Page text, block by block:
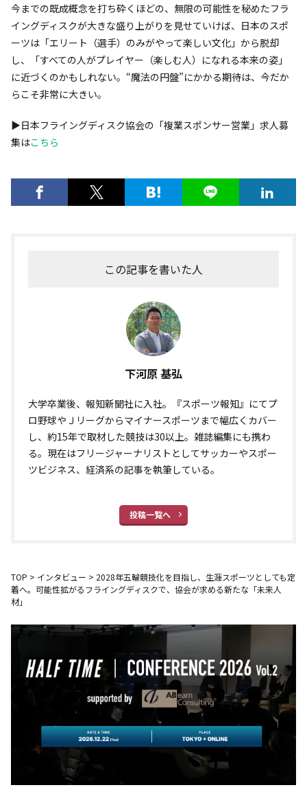
今までの既成概念を打ち砕くほどの、無限の可能性を秘めたフラ
イングディスクが大きな盛り上がりを見せていけば、日本のスポ
ーツは「エリート（選手）のみがやって楽しい文化」から脱却
し、「すべての人がプレイヤー（楽しむ人）になれる本来の姿」
に近づくのかもしれない――。“魔法の円盤”にかかる期待は、今だか
らこそ非常に大きい。
▶︎日本フライングディスク協会の「複業スポンサー営業」求人募
集はこちら
この記事を書いた人
下河原 基弘
大学卒業後、報知新聞社に入社。『スポーツ報知』にてプ
ロ野球やＪリーグからマイナースポーツまで幅広くカバー
し、約15年で取材した競技は30以上。雑誌編集にも携わ
る。現在はフリージャーナリストとしてサッカーやスポー
ツビジネス、経済系の記事を執筆している。
投稿一覧へ
TOP > インタビュー > 2028年五輪競技化を目指し、生涯スポーツとしても定
着へ――。可能性拡がるフライングディスクで、協会が求める新たな「未来人
材」